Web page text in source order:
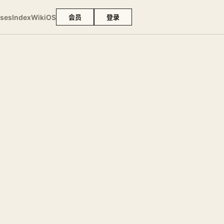
IndexWikiOS 会员 登录